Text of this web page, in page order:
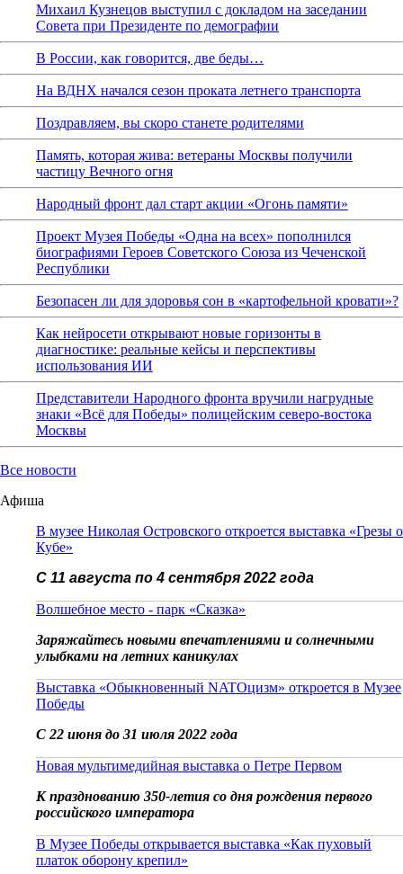
Михаил Кузнецов выступил с докладом на заседании
Совета при Президенте по демографии
В России, как говорится, две беды…
На ВДНХ начался сезон проката летнего транспорта
Поздравляем, вы скоро станете родителями
Память, которая жива: ветераны Москвы получили
частицу Вечного огня
Народный фронт дал старт акции «Огонь памяти»
Проект Музея Победы «Одна на всех» пополнился
биографиями Героев Советского Союза из Чеченской
Республики
Безопасен ли для здоровья сон в «картофельной кровати»?
Как нейросети открывают новые горизонты в
диагностике: реальные кейсы и перспективы
использования ИИ
Представители Народного фронта вручили нагрудные
знаки «Всё для Победы» полицейским северо-востока
Москвы
Все новости
Афиша
В музее Николая Островского откроется выставка «Грезы о
Кубе»
С 11 августа по 4 сентября 2022 года
Волшебное место - парк «Сказка»
Заряжайтесь новыми впечатлениями и солнечными
улыбками на летних каникулах
Выставка «Обыкновенный NATOцизм» откроется в Музее
Победы
С 22 июня до 31 июля 2022 года
Новая мультимедийная выставка о Петре Первом
К празднованию 350-летия со дня рождения первого
российского императора
В Музее Победы открывается выставка «Как пуховый
платок оборону крепил»